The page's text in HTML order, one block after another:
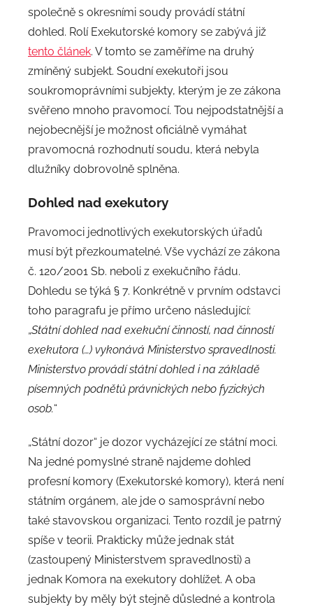
r
:
a
d
m
i
n
společně s okresními soudy provádí státní
dohled. Rolí Exekutorské komory se zabývá již
tento článek. V tomto se zaměříme na druhý
zmíněný subjekt. Soudní exekutoři jsou
soukromoprávními subjekty, kterým je ze zákona
svěřeno mnoho pravomocí. Tou nejpodstatnější a
nejobecnější je možnost oficiálně vymáhat
pravomocná rozhodnutí soudu, která nebyla
dlužníky dobrovolně splněna.
Dohled nad exekutory
Pravomoci jednotlivých exekutorských úřadů
musí být přezkoumatelné. Vše vychází ze zákona
č. 120/2001 Sb. neboli z exekučního řádu.
Dohledu se týká § 7. Konkrétně v prvním odstavci
toho paragrafu je přímo určeno následující:
„Státní dohled nad exekuční činností, nad činností
exekutora (…) vykonává Ministerstvo spravedlnosti.
Ministerstvo provádí státní dohled i na základě
písemných podnětů právnických nebo fyzických
osob.“
„Státní dozor“ je dozor vycházející ze státní moci.
Na jedné pomyslné straně najdeme dohled
profesní komory (Exekutorské komory), která není
státním orgánem, ale jde o samosprávní nebo
také stavovskou organizaci. Tento rozdíl je patrný
spíše v teorii. Prakticky může jednak stát
(zastoupený Ministerstvem spravedlnosti) a
jednak Komora na exekutory dohlížet. A oba
subjekty by měly být stejně důsledné a kontrola